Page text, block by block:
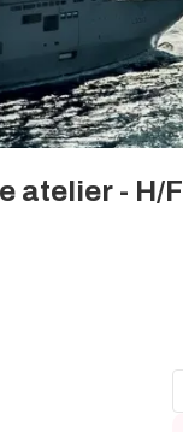
atelier - H/F